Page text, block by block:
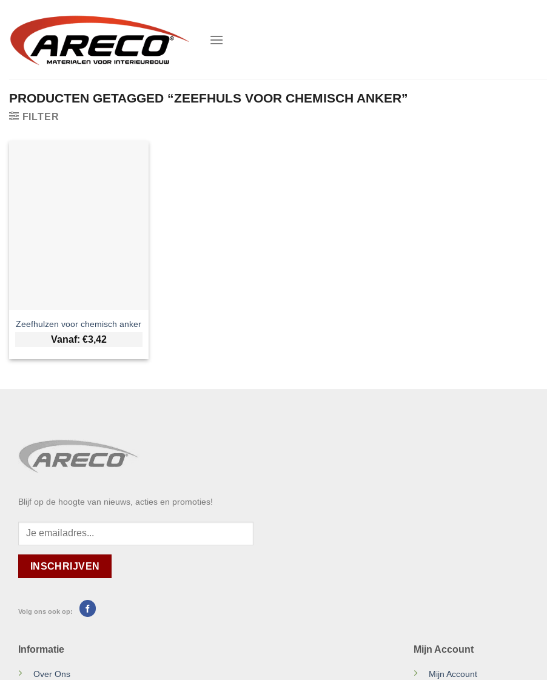
inhoud
PRODUCTEN GETAGGED “ZEEFHULS VOOR CHEMISCH ANKER”
FILTER
Zeefhulzen voor chemisch anker
Vanaf: €3,42
Blijf op de hoogte van nieuws, acties en promoties!
Volg ons ook op:
Informatie
Over Ons
Mijn Account
Mijn Account